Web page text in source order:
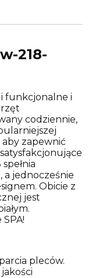
218-
funkcjonalne i
codziennie,
aby zapewnić
a jednocześnie
Obicie z
jest
pleców.